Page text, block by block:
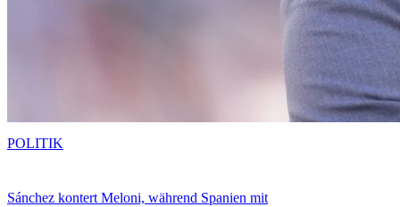
Sánchez kontert Meloni, während Spanien mit
POLITIK